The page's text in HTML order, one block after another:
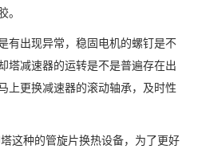
出现异常，稳固电机的螺钉是不
塔减速器的运转是不是普遍存在出
上更换减速器的滚动轴承，及时性
种的管旋片换热设备，为了更好